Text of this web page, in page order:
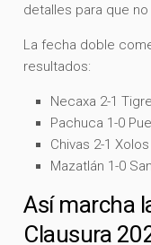
detalles para que
La fecha doble
resultados:
Necaxa 2-1
Pachuca 1-0
Chivas 2-1 Xolos
Mazatlán 1-0
Así marcha
Clausura